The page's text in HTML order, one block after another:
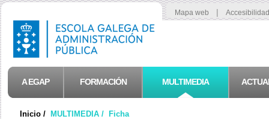
Mapa web |
A EGAP FORMACIÓN MULTIMEDIA
Inicio / MULTIMEDIA / Ficha